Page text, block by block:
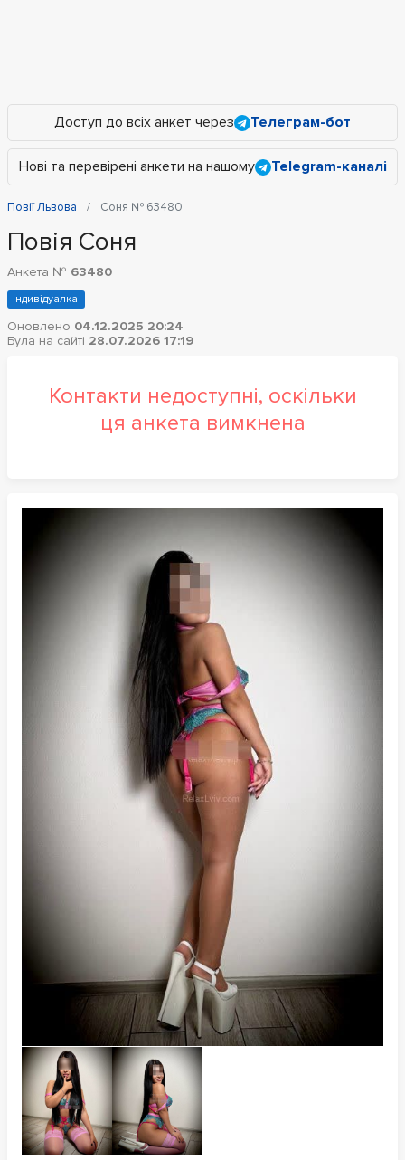
Доступ до всіх анкет через Телеграм-бот
Нові та перевірені анкети на нашому Telegram-каналі
Повії Львова Соня № 63480
Повія Соня
Анкета № 63480
Індивідуалка
Оновлено 04.12.2025 20:24
Була на сайті 28.07.2026 17:19
Контакти недоступні, оскільки
ця анкета вимкнена